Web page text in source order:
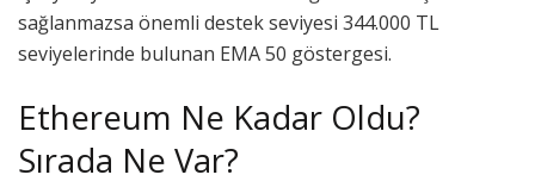
sağlanmazsa önemli destek seviyesi 344.000 TL
seviyelerinde bulunan EMA 50 göstergesi.
Ethereum Ne Kadar Oldu?
Sırada Ne Var?